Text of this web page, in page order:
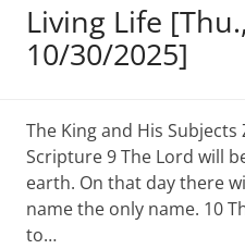
Living Life [Thu.,
10/30/2025]
The King and His Subjects
Scripture 9 The Lord will
earth. On that day there
name the only name. 10
to…